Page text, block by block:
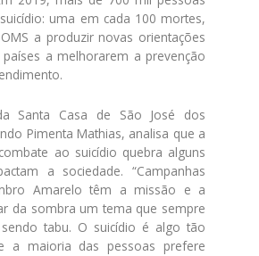
uma em cada 100 mortes,
a produzir novas orientações
a melhorarem a prevenção
Santa Casa de São José dos
Pimenta Mathias, analisa que a
ao suicídio quebra alguns
a sociedade. “Campanhas
Amarelo têm a missão e a
da sombra um tema que sempre
tabu. O suicídio é algo tão
a maioria das pessoas prefere